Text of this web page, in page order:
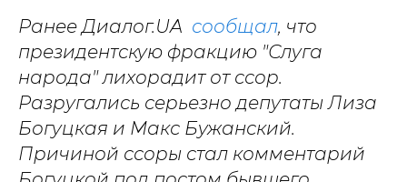
Ранее Диалог.UA сообщал, что
президентскую фракцию "Слуга
народа" лихорадит от ссор.
Разругались серьезно депутаты Лиза
Богуцкая и Макс Бужанский.
Причиной ссоры стал комментарий